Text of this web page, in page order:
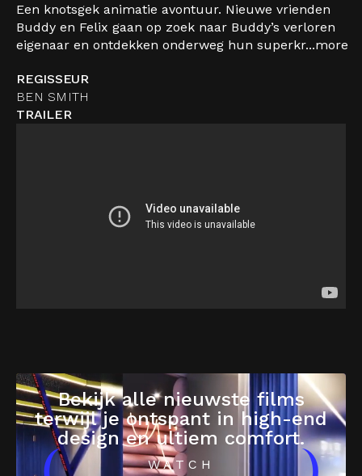
Een knotsgek animatie avontuur. Nieuwe vrienden
Buddy en Felix gaan op zoek naar Buddy’s verloren
eigenaar en ontdekken onderweg hun superkr...more
REGISSEUR
BEN SMITH
TRAILER
Bekijk alle nieuwste films
terwijl je ontspant in high-end
design en ultiem comfort.
WATCH